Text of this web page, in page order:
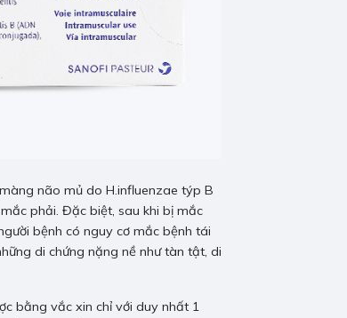
não mủ do H.influenzae týp B
phải. Đặc biệt, sau khi bị mắc
bệnh có nguy cơ mắc bệnh tái
di chứng nặng nề như tàn tật, di
bằng vắc xin chỉ với duy nhất 1